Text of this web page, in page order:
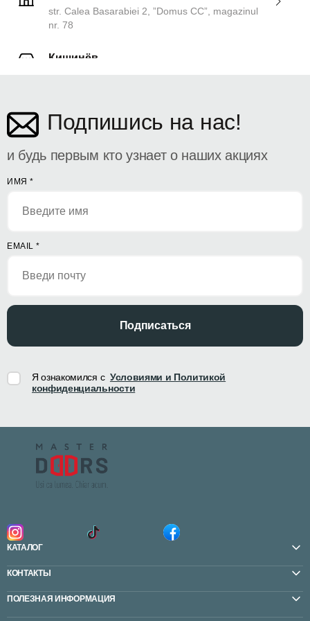
str. Calea Basarabiei 2, ”Domus CC”, magazinul
nr. 78
Кишинёв
Подпишись на нас!
и будь первым кто узнает о наших акциях
ИМЯ *
EMAIL *
Подписаться
Я ознакомился с Условиями и Политикой
конфиденциальности
КАТАЛОГ
КОНТАКТЫ
ПОЛЕЗНАЯ ИНФОРМАЦИЯ